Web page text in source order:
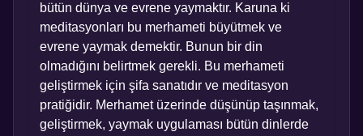
bütün dünya ve evrene yaymaktır. Karuna ki
meditasyonları bu merhameti büyütmek ve
evrene yaymak demektir. Bunun bir din
olmadığını belirtmek gerekli. Bu merhameti
geliştirmek için şifa sanatıdır ve meditasyon
pratiğidir. Merhamet üzerinde düşünüp taşınmak,
geliştirmek, yaymak uygulaması bütün dinlerde